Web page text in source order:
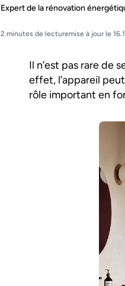
Expert de la rénovation
2 minutes de lecturemise à jour le
Il n’est pas rare de
effet, l’appareil
rôle important en